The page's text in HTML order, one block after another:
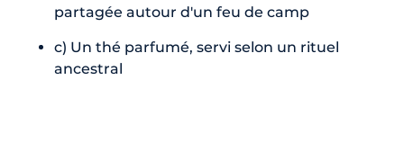
partagée autour d'un feu de camp
c) Un thé parfumé, servi selon un rituel
ancestral